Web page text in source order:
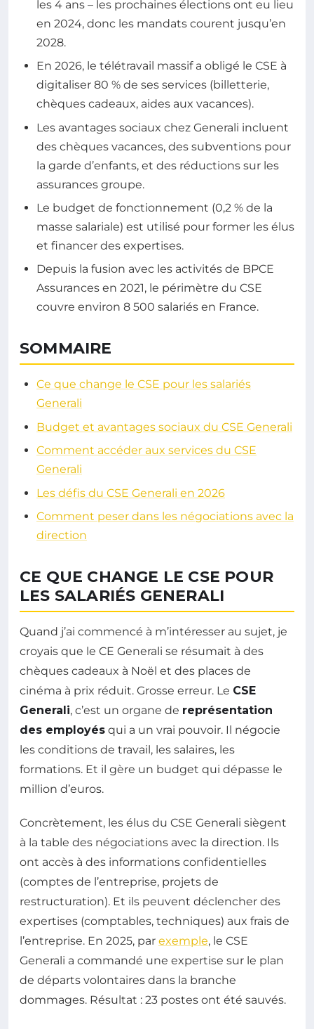
les 4 ans – les prochaines élections ont eu lieu
en 2024, donc les mandats courent jusqu’en
2028.
En 2026, le télétravail massif a obligé le CSE à
digitaliser 80 % de ses services (billetterie,
chèques cadeaux, aides aux vacances).
Les avantages sociaux chez Generali incluent
des chèques vacances, des subventions pour
la garde d’enfants, et des réductions sur les
assurances groupe.
Le budget de fonctionnement (0,2 % de la
masse salariale) est utilisé pour former les élus
et financer des expertises.
Depuis la fusion avec les activités de BPCE
Assurances en 2021, le périmètre du CSE
couvre environ 8 500 salariés en France.
SOMMAIRE
Ce que change le CSE pour les salariés
Generali
Budget et avantages sociaux du CSE Generali
Comment accéder aux services du CSE
Generali
Les défis du CSE Generali en 2026
Comment peser dans les négociations avec la
direction
CE QUE CHANGE LE CSE POUR
LES SALARIÉS GENERALI
Quand j’ai commencé à m’intéresser au sujet, je
croyais que le CE Generali se résumait à des
chèques cadeaux à Noël et des places de
cinéma à prix réduit. Grosse erreur. Le CSE
Generali, c’est un organe de représentation
des employés qui a un vrai pouvoir. Il négocie
les conditions de travail, les salaires, les
formations. Et il gère un budget qui dépasse le
million d’euros.
Concrètement, les élus du CSE Generali siègent
à la table des négociations avec la direction. Ils
ont accès à des informations confidentielles
(comptes de l’entreprise, projets de
restructuration). Et ils peuvent déclencher des
expertises (comptables, techniques) aux frais de
l’entreprise. En 2025, par exemple, le CSE
Generali a commandé une expertise sur le plan
de départs volontaires dans la branche
dommages. Résultat : 23 postes ont été sauvés.